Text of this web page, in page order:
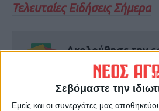
Σεβόμαστε την
Εμείς και οι συνεργάτες μας
Τελευταίες Ειδήσεις Σήμερα
Ακολούθησε την
ΑΓΩΝ στο Google
Όλες οι εξελίξεις στην
Καρδίτσας και